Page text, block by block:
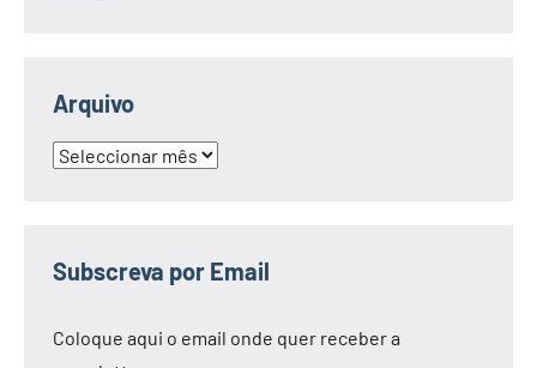
Arquivo
Arquivo
Subscreva por Email
Coloque aqui o email onde quer receber a